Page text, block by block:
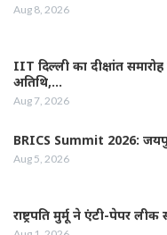
Aug 8, 2026
IIT दिल्ली का दीक्षांत
अतिथि,…
Aug 7, 2026
BRICS Summit 2026:
Aug 5, 2026
राष्ट्रपति मुर्मू ने एंटी-पेपर